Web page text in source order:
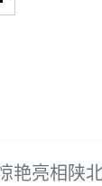
艳亮相陕